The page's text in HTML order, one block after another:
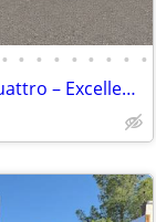
• • • • • • • • •
2021 Audi e-tron Premium quattro – Excellent Condition